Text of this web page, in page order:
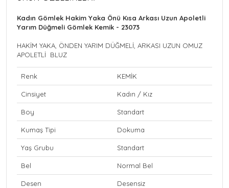
Kadın Gömlek Hakim Yaka Önü Kısa Arkası Uzun Apoletli
Yarım Düğmeli Gömlek Kemik - 23073
HAKİM YAKA, ÖNDEN YARIM DÜĞMELİ, ARKASI UZUN OMUZ
APOLETLİ BLUZ
Renk KEMİK
Cinsiyet Kadın / Kız
Boy Standart
Kumaş Tipi Dokuma
Yaş Grubu Standart
Bel Normal Bel
Desen Desensiz